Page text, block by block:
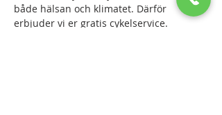
både hälsan och klimatet. Därför
erbjuder vi er gratis cykelservice.